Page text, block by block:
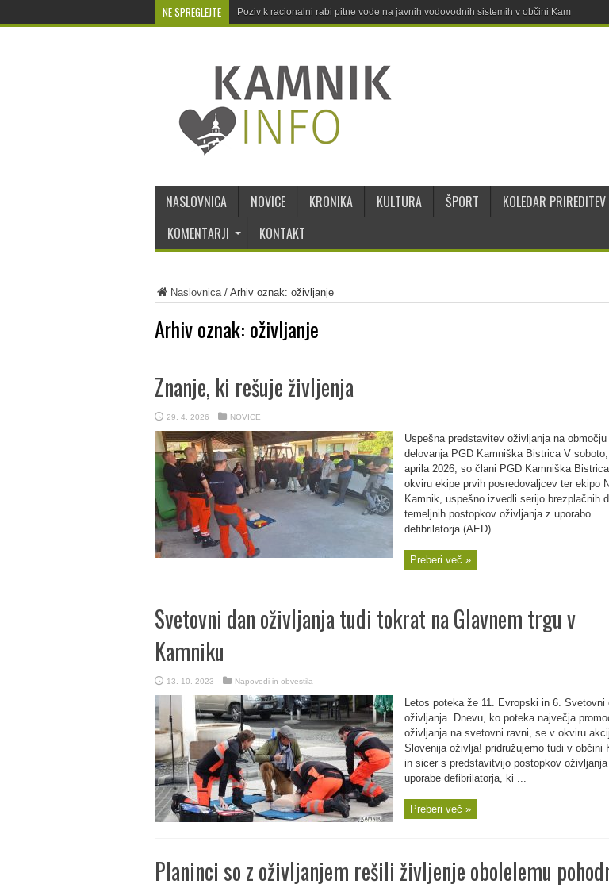
NE SPREGLEJTE Poziv k racionalni rabi pitne vode na javnih vodovodnih sistemih v občini Kamnik
NASLOVNICA NOVICE KRONIKA KULTURA ŠPORT KOLEDAR PRIREDITEV
KOMENTARJI
KONTAKT
Naslovnica/ Arhiv oznak: oživljanje
Arhiv oznak: oživljanje
Znanje, ki rešuje življenja
29. 4. 2026 NOVICE
Uspešna predstavitev oživljanja na območju
delovanja PGD Kamniška Bistrica V
aprila 2026, so člani PGD Kamniška
okviru ekipe prvih posredovaljcev ter ekipo
Kamnik, uspešno izvedli serijo brezplačnih
temeljnih postopkov oživljanja z uporabo
defibrilatorja (AED). ...
Preberi več »
Svetovni dan oživljanja tudi tokrat na Glavnem trgu v
Kamniku
13. 10. 2023 Napovedi in obvestila
Letos poteka že 11. Evropski in 6. Svetovni
oživljanja. Dnevu, ko poteka največja
oživljanja na svetovni ravni, se v okviru
Slovenija oživlja! pridružujemo tudi v občini
in sicer s predstavitvijo postopkov oživljanja
uporabe defibrilatorja, ki ...
Preberi več »
Planinci so z oživljanjem rešili življenje obolelemu